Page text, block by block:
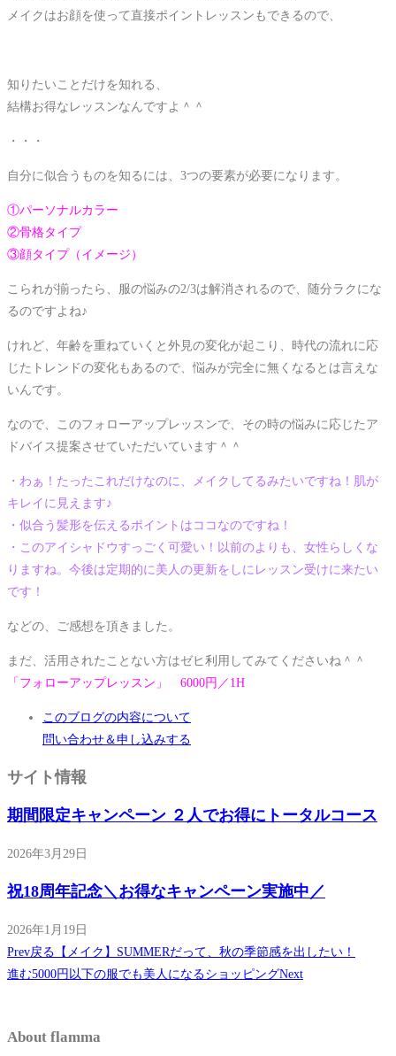
メイクはお顔を使って直接ポイントレッスンもできるので、
知りたいことだけを知れる、
結構お得なレッスンなんですよ＾＾
・・・
自分に似合うものを知るには、3つの要素が必要になります。
①パーソナルカラー
②骨格タイプ
③顔タイプ（イメージ）
こられが揃ったら、服の悩みの2/3は解消されるので、随分ラクにな
るのですよね♪
けれど、年齢を重ねていくと外見の変化が起こり、時代の流れに応
じたトレンドの変化もあるので、悩みが完全に無くなるとは言えな
いんです。
なので、このフォローアップレッスンで、その時の悩みに応じたア
ドバイス提案させていただいています＾＾
・わぁ！たったこれだけなのに、メイクしてるみたいですね！肌が
キレイに見えます♪
・似合う髪形を伝えるポイントはココなのですね！
・このアイシャドウすっごく可愛い！以前のよりも、女性らしくな
りますね。今後は定期的に美人の更新をしにレッスン受けに来たい
です！
などの、ご感想を頂きました。
まだ、活用されたことない方はゼヒ利用してみてくださいね＾＾
「フォローアップレッスン」 6000円／1H
このブログの内容について
問い合わせ＆申し込みする
サイト情報
期間限定キャンペーン ２人でお得にトータルコース
2026年3月29日
祝18周年記念＼お得なキャンペーン実施中／
2026年1月19日
Prev戻る 【メイク】SUMMERだって、秋の季節感を出したい！
進む5000円以下の服でも美人になるショッピングNext
About flamma